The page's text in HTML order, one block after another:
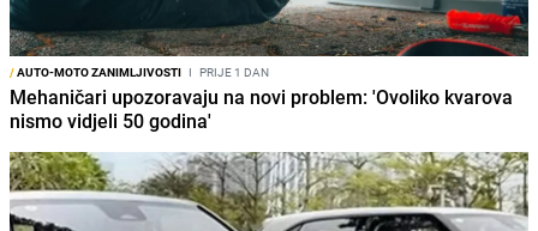
/AUTO-MOTO ZANIMLJIVOSTI I PRIJE 1 DAN
Mehaničari upozoravaju na novi problem: 'Ovoliko kvarova
nismo vidjeli 50 godina'